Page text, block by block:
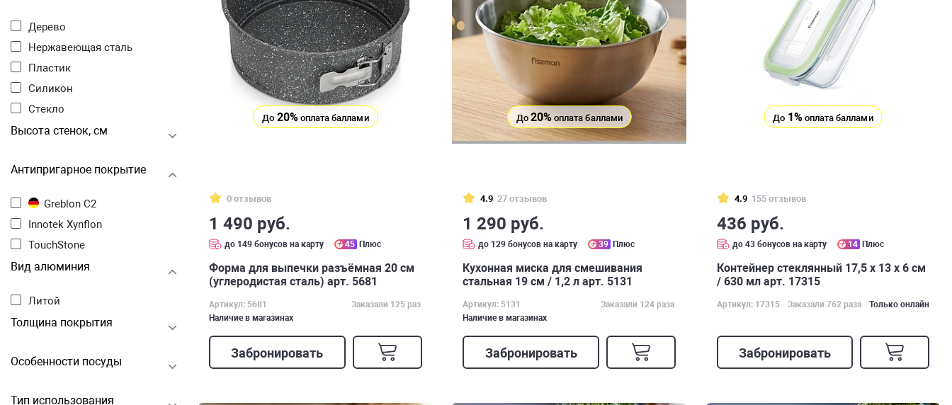
Дерево
Нержавеющая сталь
Пластик
Силикон
Стекло
Высота стенок, см
Антипригарное покрытие
Greblon C2
Innotek Xynflon
TouchStone
Вид алюминия
Литой
Толщина покрытия
Особенности посуды
Тип использования
До 20% оплата баллами
0 отзывов
1 490 руб.
до 149 бонусов на карту 45 Плюс
Форма для выпечки разъёмная 20 см
(углеродистая сталь) арт. 5681
Артикул: 5681
Заказали 125 раз
Наличие в магазинах
Забронировать
До 20%оплата баллами
4.9 27 отзывов
1 290 руб.
до 129 бонусов на карту 39 Плюс
Кухонная миска для смешивания
стальная 19 см / 1,2 л арт. 5131
Артикул: 5131
Заказали 124 раза
Наличие в магазинах
Забронировать
До 1% оплата баллами
4.9 155 отзывов
436 руб.
до 43 бонусов на карту 14 Плюс
Контейнер стеклянный 17,5 х 13 х 6 см
/ 630 мл арт. 17315
Артикул: 17315 Заказали 762 раза Только онлайн
Забронировать